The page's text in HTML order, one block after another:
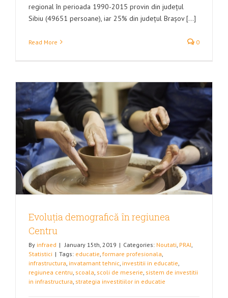
regional în perioada 1990-2015 provin din județul
Sibiu (49651 persoane), iar 25% din județul Brașov [...]
Read More 0
Evoluția demografică în regiunea
Centru
By infraed | January 15th, 2019 | Categories: Noutati, PRAI,
Statistici | Tags: educatie, formare profesionala,
infrastructura, invatamant tehnic, investitii in educatie,
regiunea centru, scoala, scoli de meserie, sistem de investitii
in infrastructura, strategia investitiilor in educatie